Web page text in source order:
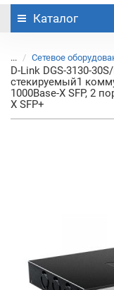
Каталог
... Сетевое
D-Link DGS-3130-
стекируемый1
1000Base-X SFP, 2
X SFP+